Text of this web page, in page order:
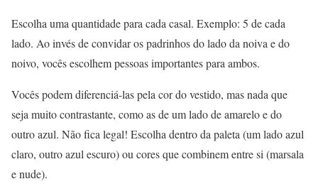
Escolha uma quantidade para cada casal. Exemplo: 5 de cada
lado. Ao invés de convidar os padrinhos do lado da noiva e do
noivo, vocês escolhem pessoas importantes para ambos.
Vocês podem diferenciá-las pela cor do vestido, mas nada que
seja muito contrastante, como as de um lado de amarelo e do
outro azul. Não fica legal! Escolha dentro da paleta (um lado azul
claro, outro azul escuro) ou cores que combinem entre si (marsala
e nude).